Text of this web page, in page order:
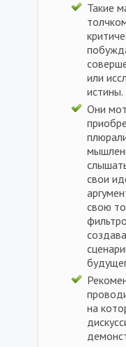
Такие
или
истины.
Они
свои
свою
на